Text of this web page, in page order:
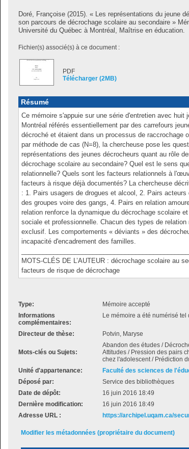
Doré, Françoise (2015). « Les représentations du jeune
son parcours de décrochage scolaire au secondaire »
Université du Québec à Montréal, Maîtrise en éducation.
Fichier(s) associé(s) à ce document :
PDF
Télécharger (2MB)
Résumé
Ce mémoire s'appuie sur une série d'entretien avec huit
Montréal référés essentiellement par des carrefours
décroché et étaient dans un processus de raccrochage
par méthode de cas (N=8), la chercheuse pose les
représentations des jeunes décrocheurs quant au rôle
décrochage scolaire au secondaire? Quel est le sens
relationnelle? Quels sont les facteurs relationnels à
facteurs à risque déjà documentés? La chercheuse
: 1. Pairs usagers de drogues et alcool, 2. Pairs
des groupes voire des gangs, 4. Pairs en relation
relation renforce la dynamique du décrochage scolaire
sociale et professionnelle. Chacun des types de
exclusif. Les comportements « déviants » des
incapacité d'encadrement des familles.
MOTS-CLÉS DE L’AUTEUR : décrochage scolaire au
facteurs de risque de décrochage
Type:
Mémoire accepté
Informations
complémentaires:
Le mémoire a été numérisé
Directeur de thèse: Potvin, Maryse
Mots-clés ou Sujets:
Abandon des études /
Attitudes / Pression des pairs
chez l'adolescent / Prédiction
Unité d'appartenance:
Faculté des sciences de
Déposé par:
Service des bibliothèques
Date de dépôt:
16 juin 2016 18:49
Dernière modification:
16 juin 2016 18:49
Adresse URL :
https://archipel.uqam.ca/
Modifier les métadonnées (propriétaire du document)